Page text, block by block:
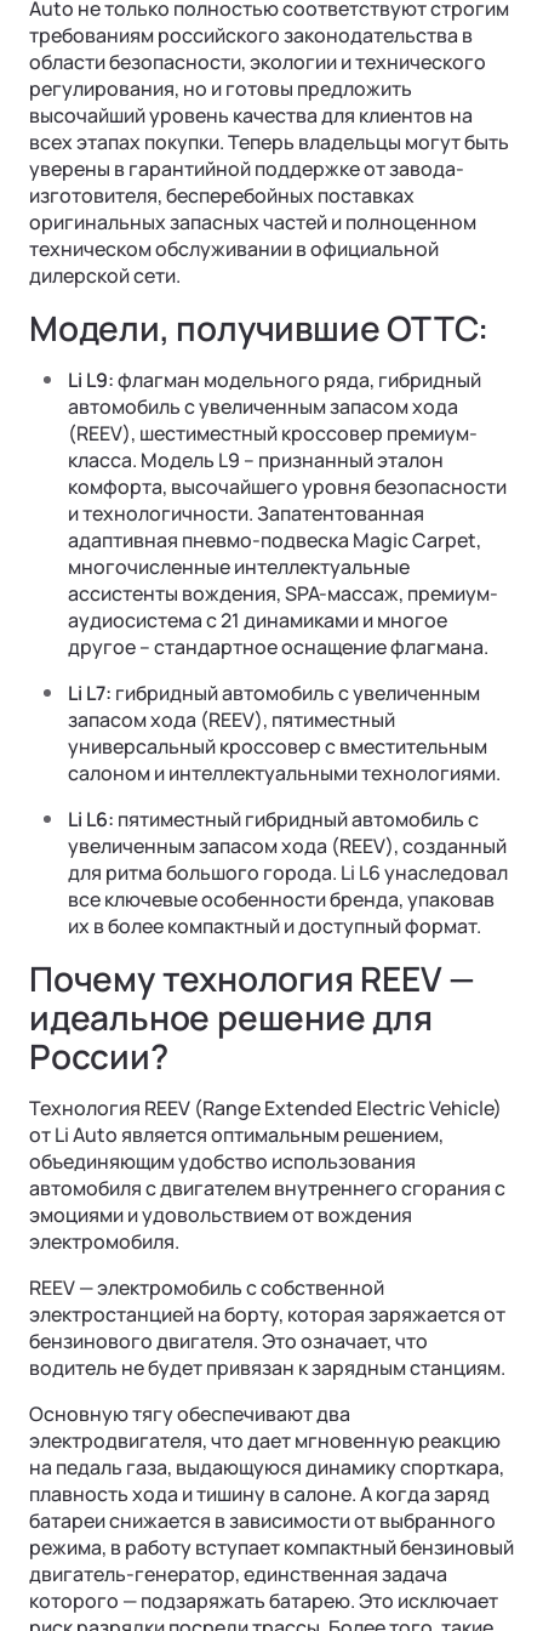
Флагманский 6-местный кроссовер
ОТ 9 650 000 ₽
Подробнее
Auto не только полностью соответствуют строгим
требованиям российского законодательства в
области безопасности, экологии и технического
регулирования, но и готовы предложить
высочайший уровень качества для клиентов на
всех этапах покупки. Теперь владельцы могут быть
уверены в гарантийной поддержке от завода-
изготовителя, бесперебойных поставках
оригинальных запасных частей и полноценном
техническом обслуживании в официальной
дилерской сети.
Модели, получившие ОТТС:
Li L9:флагман модельного ряда, гибридный
автомобиль с увеличенным запасом хода
(REEV), шестиместный кроссовер премиум-
класса. Модель L9 – признанный эталон
комфорта, высочайшего уровня безопасности
и технологичности. Запатентованная
адаптивная пневмо-подвеска Magic Carpet,
многочисленные интеллектуальные
ассистенты вождения, SPA-массаж, премиум-
аудиосистема с 21 динамиками и многое
другое – стандартное оснащение флагмана.
Li L7: гибридный автомобиль с увеличенным
запасом хода (REEV), пятиместный
универсальный кроссовер с вместительным
салоном и интеллектуальными технологиями.
Li L6: пятиместный гибридный автомобиль с
увеличенным запасом хода (REEV), созданный
для ритма большого города. Li L6 унаследовал
все ключевые особенности бренда, упаковав
их в более компактный и доступный формат.
Почему технология REEV —
идеальное решение для
России?
Технология REEV (Range Extended Electric Vehicle)
от Li Auto является оптимальным решением,
объединяющим удобство использования
автомобиля с двигателем внутреннего сгорания с
эмоциями и удовольствием от вождения
электромобиля.
REEV — электромобиль с собственной
электростанцией на борту, которая заряжается от
бензинового двигателя. Это означает, что
водитель не будет привязан к зарядным станциям.
Основную тягу обеспечивают два
электродвигателя, что дает мгновенную реакцию
на педаль газа, выдающуюся динамику спорткара,
плавность хода и тишину в салоне. А когда заряд
батареи снижается в зависимости от выбранного
режима, в работу вступает компактный бензиновый
двигатель-генератор, единственная задача
которого — подзаряжать батарею. Это исключает